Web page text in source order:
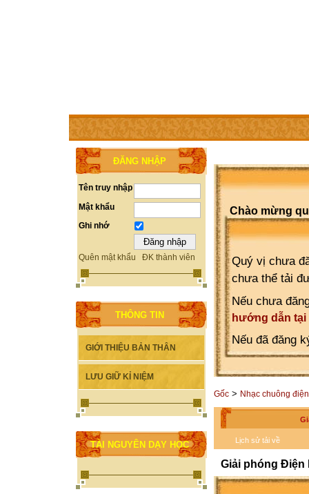
TRANG CHỦ THÀNH VIÊN TRỢ GIÚP WEBSITE
ĐĂNG NHẬP
Tên truy nhập
Mật khẩu
Ghi nhớ
Quên mật khẩu ĐK thành viên
THÔNG TIN
GIỚI THIỆU BẢN THÂN
LƯU GIỮ KỈ NIỆM
TÀI NGUYÊN DẠY HỌC
Chào mừng
Quý vị chưa
chưa thể tải
Nếu chưa
hướng dẫn tại
Nếu đã đăng
Gốc > Nhạc chuông
Lịch sử tải về
Giải phóng Điện